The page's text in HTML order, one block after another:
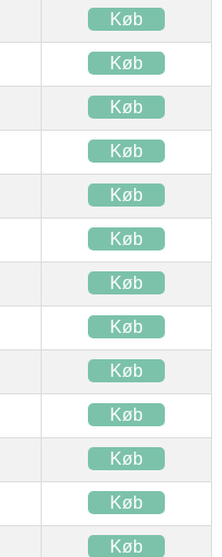
Køb
Køb
Køb
Køb
Køb
Køb
Køb
Køb
Køb
Køb
Køb
Køb
Køb